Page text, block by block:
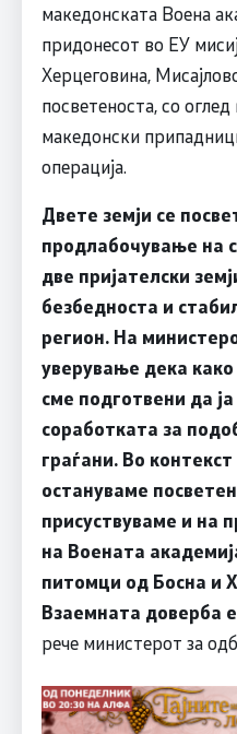
македонската Воена
придонесот во ЕУ
Херцеговина,
посветеноста, со
македонски
операција.
Двете земји се
продлабочување на
две пријателски
безбедноста и
регион. На
уверување дека
сме подготвени да
соработката за
граѓани. Во
остануваме
присуствуваме и на
на Воената
питомци од Босна и
Взаемната доверба
рече министерот за